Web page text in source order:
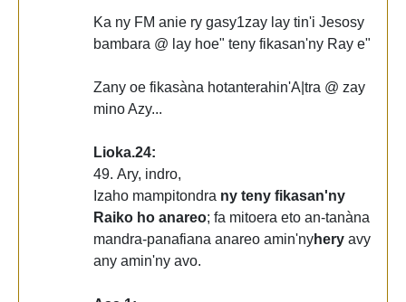
Ka ny FM anie ry gasy1zay lay tin'i Jesosy
bambara @ lay hoe" teny fikasan'ny Ray e"
Zany oe fikasàna hotanterahin'A|tra @ zay
mino Azy...
Lioka.24:
49. Ary, indro,
Izaho mampitondra ny teny fikasan'ny
Raiko ho anareo; fa mitoera eto an-tanàna
mandra-panafiana anareo amin'nyhery avy
any amin'ny avo.